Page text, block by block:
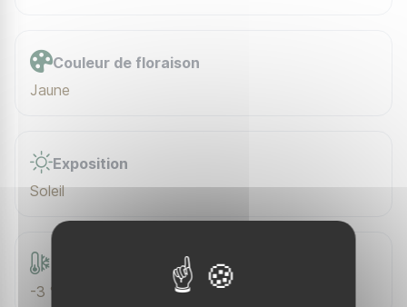
Couleur de floraison
Jaune
Exposition
Soleil
-3 °C